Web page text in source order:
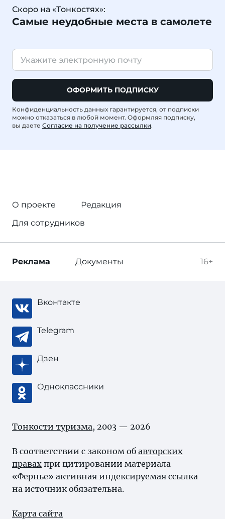
Скоро на «Тонкостях»:
Самые неудобные места в самолете
ОФОРМИТЬ ПОДПИСКУ
Конфиденциальность данных гарантируется, от подписки
можно отказаться в любой момент. Оформляя подписку,
вы даете Согласие на получение рассылки.
О проекте
Редакция
Для сотрудников
16+
Реклама Документы
Вконтакте
Telegram
Дзен
Одноклассники
Тонкости туризма, 2003 — 2026
В соответствии с законом об авторских
правах при цитировании материала
«Фернье» активная индексируемая ссылка
на источник обязательна.
Карта сайта